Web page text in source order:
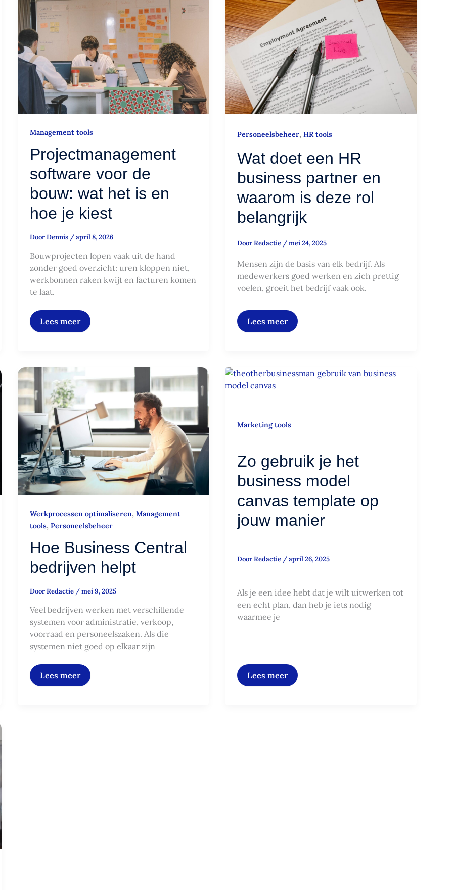
Management tools
Projectmanagement
software voor de
bouw: wat het is en
hoe je kiest
DoorDennis /april 8, 2026
Bouwprojecten lopen vaak uit de hand
zonder goed overzicht: uren kloppen niet,
werkbonnen raken kwijt en facturen komen
te laat.
Projectmanagement
software
voor
de
bouw:
wat
het
is
en
hoe
kiest
Lees meer
Personeelsbeheer,HR tools
Wat doet een HR
business partner en
waarom is deze rol
belangrijk
DoorRedactie /mei 24, 2025
Mensen zijn de basis van elk bedrijf. Als
medewerkers goed werken en zich prettig
voelen, groeit het bedrijf vaak ook.
Wat
doet
een
HR
business
partner
en
waarom
is
deze
belangrijk
Lees meer
Werkprocessen optimaliseren, Management
tools, Personeelsbeheer
Hoe Business Central
bedrijven helpt
DoorRedactie /mei 9, 2025
Veel bedrijven werken met verschillende
systemen voor administratie, verkoop,
voorraad en personeelszaken. Als die
systemen niet goed op elkaar zijn
Hoe
Business
Central
bedrijven
helpt
Lees meer
Marketing tools
Zo gebruik je het
business model
canvas template op
jouw manier
DoorRedactie /april 26, 2025
Als je een idee hebt dat je wilt uitwerken tot
een echt plan, dan heb je iets nodig
waarmee je
Zo
het
canvas
template
op
manier
Lees meer